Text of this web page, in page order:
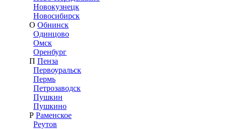
Новокузнецк
Новосибирск
О Обнинск
Одинцово
Омск
Оренбург
П Пенза
Первоуральск
Пермь
Петрозаводск
Пушкин
Пушкино
Р Раменское
Реутов